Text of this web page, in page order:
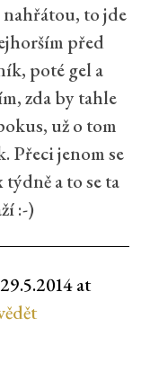
nahřátou, to jde
před
poté gel a
zda by tahle
už o tom
Přeci jenom se
a to se ta
:-)
29.5.2014 at